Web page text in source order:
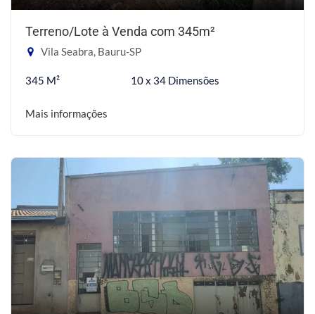
Terreno/Lote à Venda com 345m²
Vila Seabra, Bauru-SP
345 M² 10 x 34 Dimensões
Mais informações